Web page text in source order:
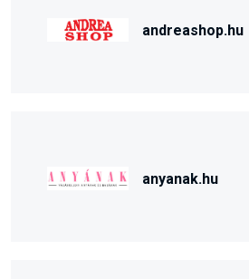
andreashop.hu
anyanak.hu